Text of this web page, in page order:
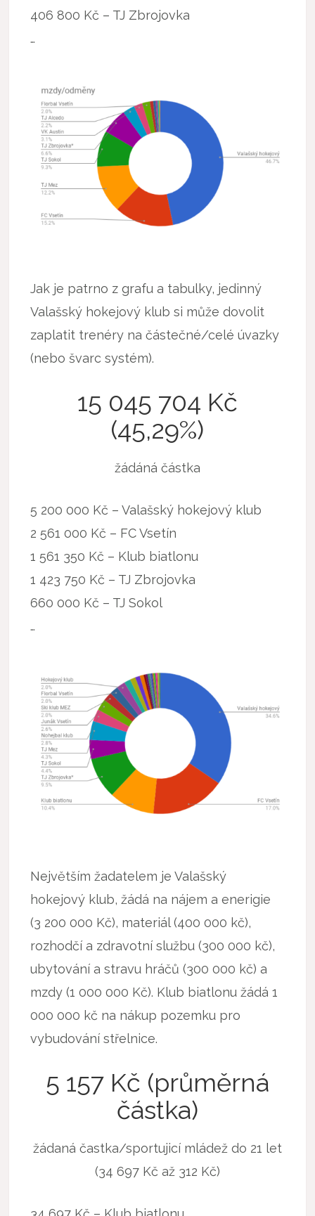
406 800 Kč – TJ Zbrojovka
…
Jak je patrno z grafu a tabulky, jedinný
Valašský hokejový klub si může dovolit
zaplatit trenéry na částečné/celé úvazky
(nebo švarc systém).
15 045 704 Kč
(45,29%)
žádáná částka
5 200 000 Kč – Valašský hokejový klub
2 561 000 Kč – FC Vsetín
1 561 350 Kč – Klub biatlonu
1 423 750 Kč – TJ Zbrojovka
660 000 Kč – TJ Sokol
…
Největším žadatelem je Valašský
hokejový klub, žádá na nájem a enerigie
(3 200 000 Kč), materiál (400 000 kč),
rozhodčí a zdravotní službu (300 000 kč),
ubytování a stravu hráčů (300 000 kč) a
mzdy (1 000 000 Kč). Klub biatlonu žádá 1
000 000 kč na nákup pozemku pro
vybudování střelnice.
5 157 Kč (průměrná
částka)
žádaná častka/sportujicí mládež do 21 let
(34 697 Kč až 312 Kč)